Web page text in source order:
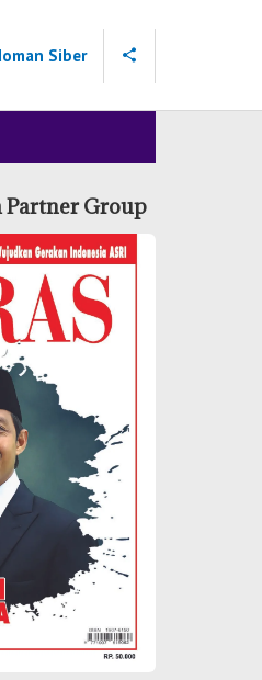
Siber
Partner Group